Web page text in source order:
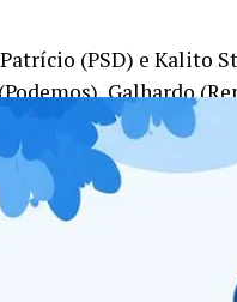
(PSD) e Kalito
Galhardo
Rosa (PSD) não
partido foi convocado.
com o único
Rosa retornou ao